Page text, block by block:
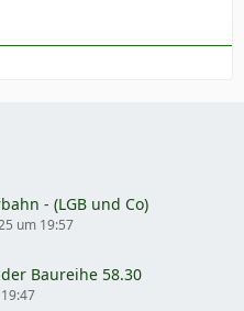
- (LGB und Co)
um 19:57
Baureihe 58.30